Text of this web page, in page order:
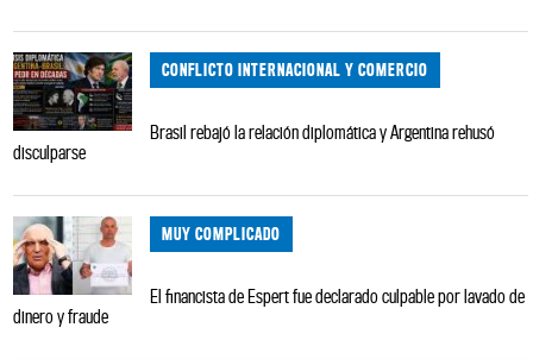
CONFLICTO INTERNACIONAL Y COMERCIO
Brasil rebajó la relación diplomática y Argentina rehusó
disculparse
MUY COMPLICADO
El financista de Espert fue declarado culpable por lavado de
dinero y fraude